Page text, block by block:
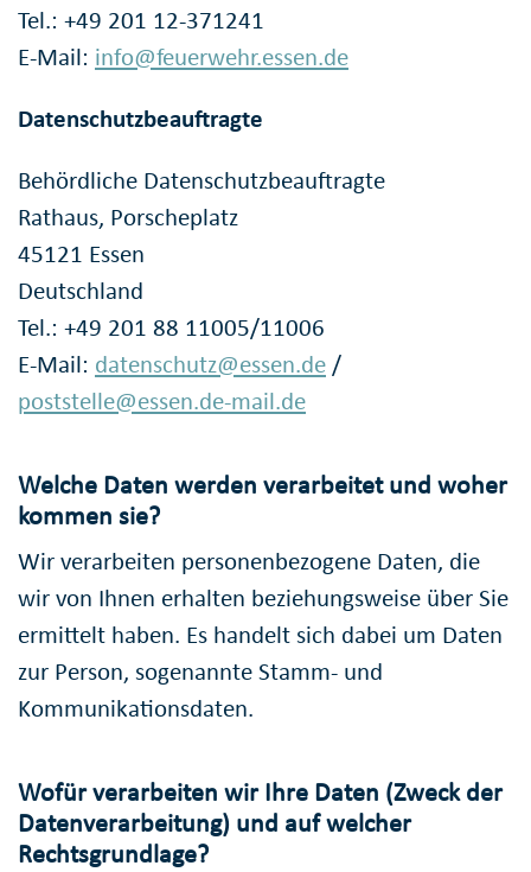
Tel.: +49 201 12-371241
E-Mail: info@feuerwehr.essen.de
Datenschutzbeauftragte
Behördliche Datenschutzbeauftragte
Rathaus, Porscheplatz
45121 Essen
Deutschland
Tel.: +49 201 88 11005/11006
E-Mail: datenschutz@essen.de /
poststelle@essen.de-mail.de
Welche Daten werden verarbeitet und woher
kommen sie?
Wir verarbeiten personenbezogene Daten, die
wir von Ihnen erhalten beziehungsweise über Sie
ermittelt haben. Es handelt sich dabei um Daten
zur Person, sogenannte Stamm- und
Kommunikationsdaten.
Wofür verarbeiten wir Ihre Daten (Zweck der
Datenverarbeitung) und auf welcher
Rechtsgrundlage?